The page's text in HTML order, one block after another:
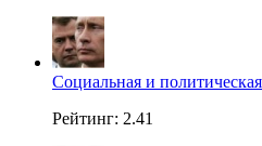
Социальная и
Рейтинг: 2.41